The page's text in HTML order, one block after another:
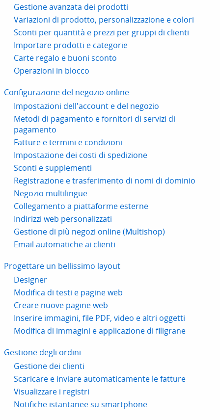
Gestione avanzata dei prodotti
Variazioni di prodotto, personalizzazione e colori
Sconti per quantità e prezzi per gruppi di clienti
Importare prodotti e categorie
Carte regalo e buoni sconto
Operazioni in blocco
Configurazione del negozio online
Impostazioni dell'account e del negozio
Metodi di pagamento e fornitori di servizi di
pagamento
Fatture e termini e condizioni
Impostazione dei costi di spedizione
Sconti e supplementi
Registrazione e trasferimento di nomi di dominio
Negozio multilingue
Collegamento a piattaforme esterne
Indirizzi web personalizzati
Gestione di più negozi online (Multishop)
Email automatiche ai clienti
Progettare un bellissimo layout
Designer
Modifica di testi e pagine web
Creare nuove pagine web
Inserire immagini, file PDF, video e altri oggetti
Modifica di immagini e applicazione di filigrane
Gestione degli ordini
Gestione dei clienti
Scaricare e inviare automaticamente le fatture
Visualizzare i registri
Notifiche istantanee su smartphone